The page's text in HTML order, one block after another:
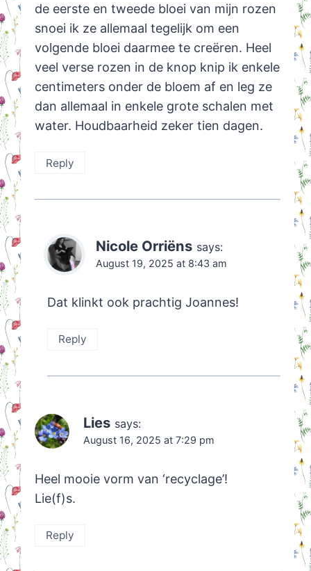
de eerste en tweede bloei van mijn rozen
snoei ik ze allemaal tegelijk om een
volgende bloei daarmee te creëren. Heel
veel verse rozen in de knop knip ik enkele
centimeters onder de bloem af en leg ze
dan allemaal in enkele grote schalen met
water. Houdbaarheid zeker tien dagen.
Reply
Nicole Orriëns says:
August 19, 2025 at 8:43 am
Dat klinkt ook prachtig Joannes!
Reply
Lies says:
August 16, 2025 at 7:29 pm
Heel mooie vorm van ‘recyclage’!
Lie(f)s.
Reply